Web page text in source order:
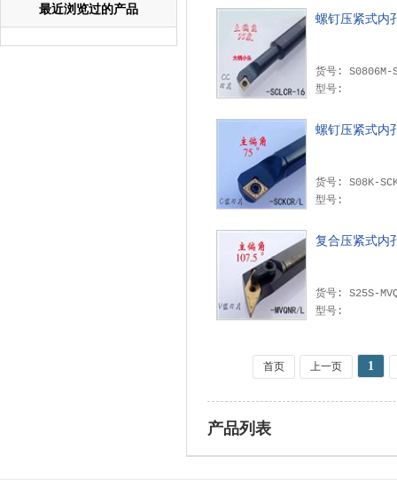
最近浏览过的产品
螺钉压紧式内
型号:
螺钉压紧式内
货号: S08K-
型号:
复合压紧式内
货号: S25S-
型号:
首页 上一页 1
产品列表